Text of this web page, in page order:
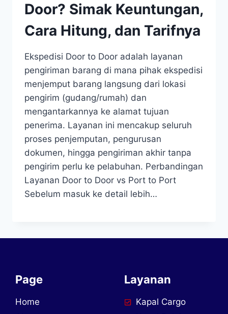
Door? Simak Keuntungan,
Cara Hitung, dan Tarifnya
Ekspedisi Door to Door adalah layanan
pengiriman barang di mana pihak ekspedisi
menjemput barang langsung dari lokasi
pengirim (gudang/rumah) dan
mengantarkannya ke alamat tujuan
penerima. Layanan ini mencakup seluruh
proses penjemputan, pengurusan
dokumen, hingga pengiriman akhir tanpa
pengirim perlu ke pelabuhan. Perbandingan
Layanan Door to Door vs Port to Port
Sebelum masuk ke detail lebih…
Page
Home
Layanan
Kapal Cargo